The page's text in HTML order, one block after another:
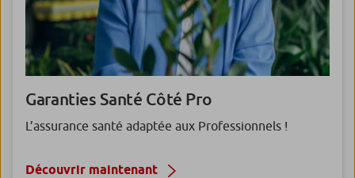
Garanties Santé Côté Pro
L’assurance santé adaptée aux Professionnels !
Découvrir maintenant